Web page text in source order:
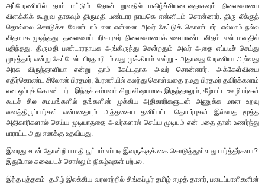
அப்பேரணியில் தாம் மட்டும் தோன் றுவதில் மகிழ்ச்சியடைவதாகவும் நிலைமையை
விளக்கிக் கூறுவ தாகவும் திருமதி பண்டார நாயகெ என்னிடம் சொன்னார். திரு லீக்குத்
தொல்லை கொடுக்க வேண்டாம் என என்னை அவர் கேட்டுக் கொண்டார். எல்லாம் நல்ல
விதமாக முடிந்தது. தலைமைப் பரிசாரகர் நிலைமையைக் கையாண்ட விதம் என் மனதில்
பதிந்தது. திருமதி பண்டாரநாயக அங்கிருந்து சென்றதும் அவர் அதை எப்படிச் செய்து
முடித்தார் என்று கேட்டேன். பிரதமரிடம் எது முக்கியம் என்று - அதாவது பேரணியா அல்லது
அரசு விருந்தாளியா என்று தாம் கேட்டதாக அவர் சொன்னார். அக்கேள்வியை
எதிர்கொண்ட சிலோன் பிரதமர், பேரணியில் கலந்து கொள்வதை நமது பிரதமர் தவிர்க்கலாம்
என ஒப்புக் கொண்டார். இந்தச் சம்பவம் சிறு விஷயமாக இருந்தாலும், கீழ்மட்ட ஊழியர்கள்
கூடச் சில சமயங்களில் தங்களின் முக்கிய அதிகாரிகளுடன் அணுக்க மான உறவு
வைத்திருப்பார்கள் என்பதையும் அத்தகைய தனிப்பட்ட தொடர்புகள் இல்லாத மூத்த
அதிகாரிகளால் செய்ய முடியாததை அவர்களால் செய்ய முடியும் என் பதை தான் உணர்ந்து
பாராட்ட அது எனக்கு உதவியது.
இவரது உடன் தோன்றிய மதி நுட்பம் எப்படி இவருக்குக் கை கொடுத்துள்ளது பார்த்தீர்களா?
இதுபோல சுவைபடச் சொல்லும் நிகழ்வுகள் பற்பல.
இந்த புத்தகம் தமிழ் இலக்கிய வரலாற்றில் சிங்கப்பூர் தமிழ் எழுத் தாளர், படைப்பாளிகளின்